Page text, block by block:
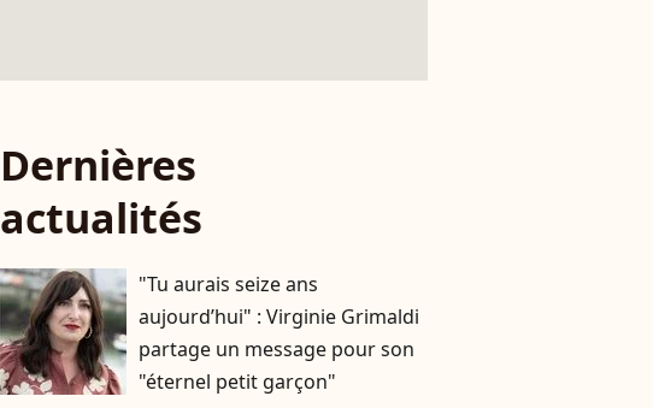
Dernières
actualités
"Tu aurais seize ans
aujourd’hui" : Virginie Grimaldi
partage un message pour son
"éternel petit garçon"